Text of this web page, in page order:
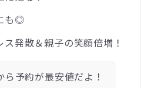
も◎
発散＆親子の笑顔倍増！
ら予約が最安値だよ！